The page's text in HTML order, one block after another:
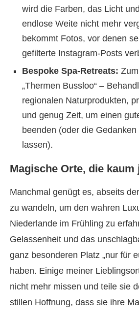
wird die Farben, das Licht
endlose Weite nicht mehr
bekommt Fotos, vor denen
gefilterte Instagram-Posts
Bespoke Spa-Retreats:
„Thermen Bussloo“ –
regionalen Naturprodukten,
und genug Zeit, um einen
beenden (oder die
lassen).
Magische Orte, die kaum
Manchmal genügt es, abseits
zu wandeln, um den wahren
Niederlande im Frühling zu
Gelassenheit und das
ganz besonderen Platz „nur für
haben. Einige meiner
nicht mehr missen und teile sie
stillen Hoffnung, dass sie ihre